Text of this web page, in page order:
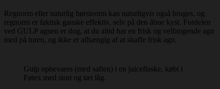
Regnorm eller naturlig børsteorm kan naturligvis også bruges, og
regnorm er faktisk ganske effektiv, selv på den åbne kyst. Fordelen
ved GULP agnen er dog, at du altid har en frisk og velfangende agn
med på turen, og ikke er afhængig af at skaffe frisk agn.
Gulp opbevares (med saften) i en juiceflaske, købt i
Føtex med stort og tæt låg.